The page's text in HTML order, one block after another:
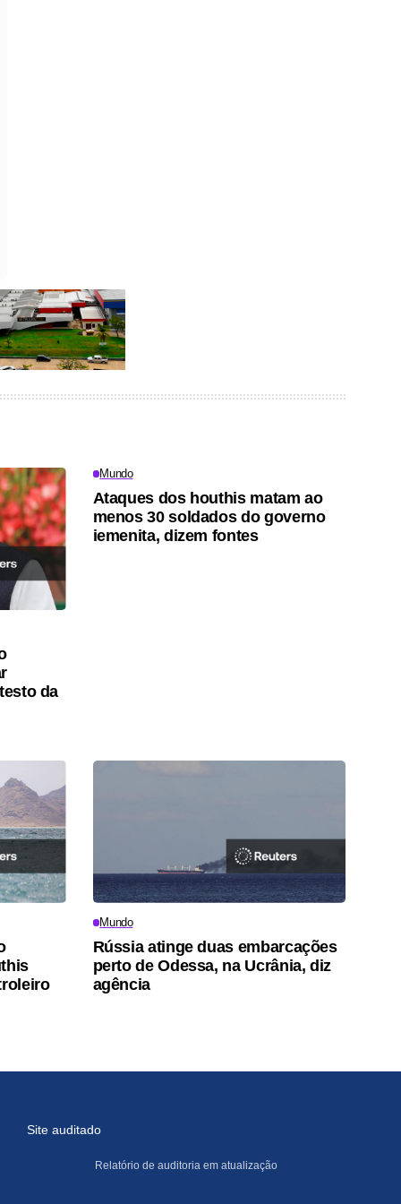
da
Mundo
Ataques dos houthis matam ao
menos 30 soldados do governo
iemenita, dizem fontes
Mundo
Rússia atinge duas embarcações
perto de Odessa, na Ucrânia, diz
agência
Site auditado
Relatório de auditoria em atualização